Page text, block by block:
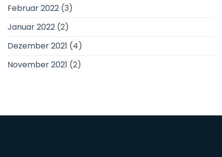
Februar 2022 (3)
Januar 2022 (2)
Dezember 2021 (4)
November 2021 (2)